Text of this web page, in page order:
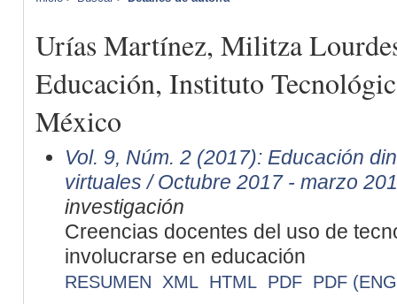
Urías Martínez, Militza
Educación, Instituto
México
Vol. 9, Núm. 2 (2017): Educación
virtuales / Octubre 2017 - marzo
investigación
Creencias docentes del uso de
involucrarse en educación
RESUMEN XML HTML PDF PDF